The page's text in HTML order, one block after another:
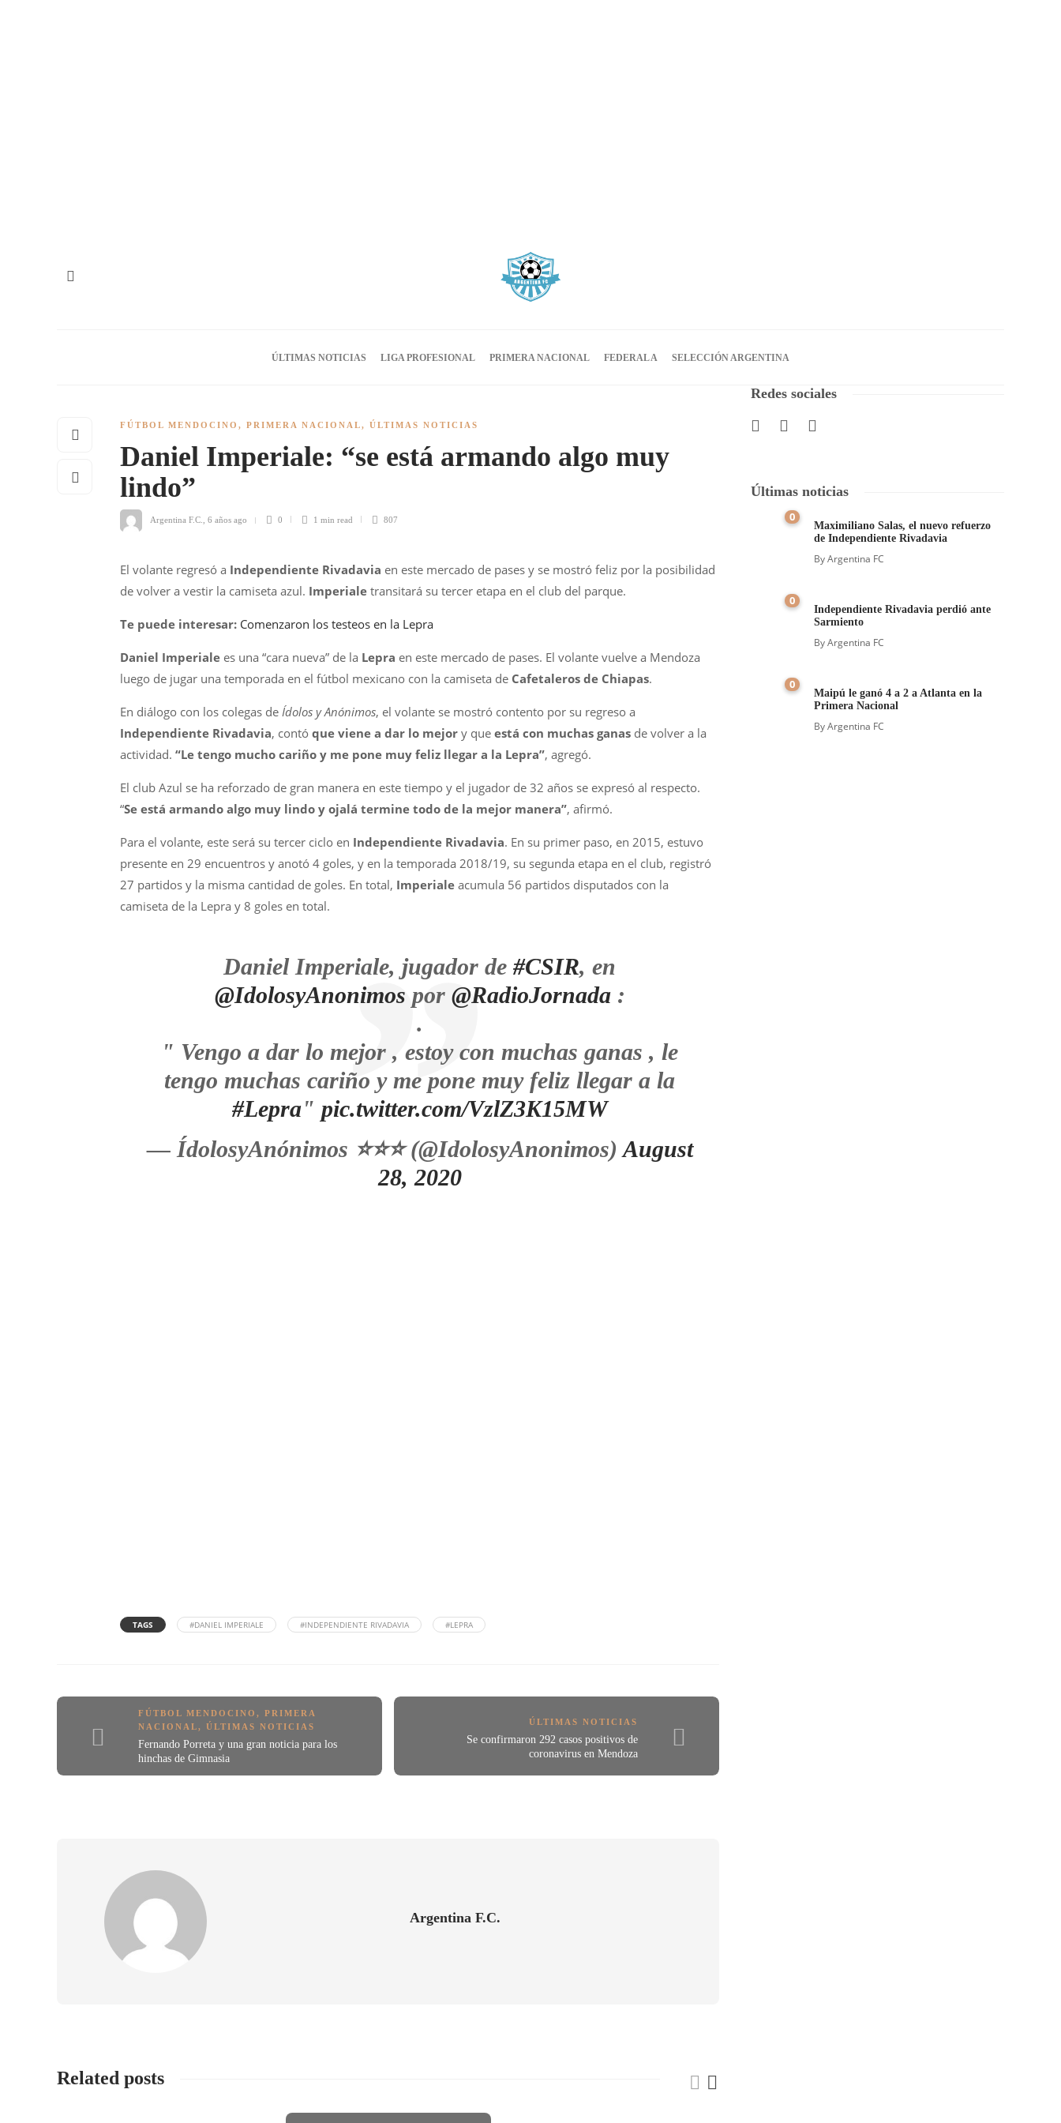
ÚLTIMAS NOTICIAS LIGA PROFESIONAL PRIMERA NACIONAL FEDERAL A SELECCIÓN ARGENTINA
FÚTBOL MENDOCINO , PRIMERA NACIONAL, ÚLTIMAS NOTICIAS
Daniel Imperiale: “se está armando algo muy
lindo”
Argentina F.C. 6 años ago 0 1 min read 807
El volante regresó a Independiente Rivadavia en este mercado de pases y se mostró feliz por la posibilidad
de volver a vestir la camiseta azul. Imperiale transitará su tercer etapa en el club del parque.
Te puede interesar: Comenzaron los testeos en la Lepra
Daniel Imperiale es una “cara nueva” de la Lepra en este mercado de pases. El volante vuelve a Mendoza
luego de jugar una temporada en el fútbol mexicano con la camiseta de Cafetaleros de Chiapas.
En diálogo con los colegas de Ídolos y Anónimos, el volante se mostró contento por su regreso a
Independiente Rivadavia, contó que viene a dar lo mejor y que está con muchas ganas de volver a la
actividad. “Le tengo mucho cariño y me pone muy feliz llegar a la Lepra”, agregó.
El club Azul se ha reforzado de gran manera en este tiempo y el jugador de 32 años se expresó al respecto.
“Se está armando algo muy lindo y ojalá termine todo de la mejor manera”, afirmó.
Para el volante, este será su tercer ciclo en Independiente Rivadavia. En su primer paso, en 2015, estuvo
presente en 29 encuentros y anotó 4 goles, y en la temporada 2018/19, su segunda etapa en el club, registró
27 partidos y la misma cantidad de goles. En total, Imperiale acumula 56 partidos disputados con la
camiseta de la Lepra y 8 goles en total.
Daniel Imperiale, jugador de#CSIR, en
@IdolosyAnonimos por @RadioJornada:
.
" Vengo a dar lo mejor , estoy con muchas ganas , le
tengo muchas cariño y me pone muy feliz llegar a la
#Lepra" pic.twitter.com/VzlZ3K15MW
— ÍdolosyAnónimos ⭐⭐⭐ (@IdolosyAnonimos)August
28, 2020
TAGS #DANIEL IMPERIALE #INDEPENDIENTE RIVADAVIA #LEPRA
FÚTBOL MENDOCINO,PRIMERA
NACIONAL,ÚLTIMAS NOTICIAS
Fernando Porreta y una gran noticia para los
hinchas de Gimnasia
ÚLTIMAS NOTICIAS
Se confirmaron 292 casos positivos de
coronavirus en Mendoza
Argentina F.C.
Related posts
Redes sociales
Últimas noticias
0
Maximiliano Salas, el nuevo refuerzo
de Independiente Rivadavia
ByArgentina FC
0
Independiente Rivadavia perdió ante
Sarmiento
ByArgentina FC
0
Maipú le ganó 4 a 2 a Atlanta en la
Primera Nacional
ByArgentina FC